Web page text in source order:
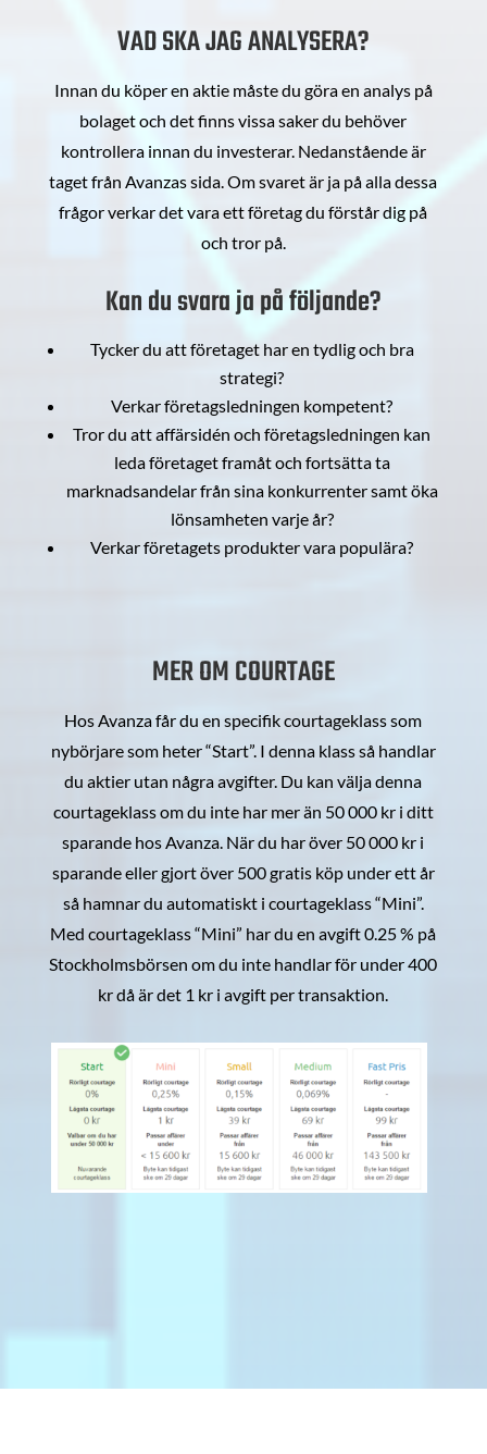
VAD SKA JAG ANALYSERA?
Innan du köper en aktie måste du göra en analys på
bolaget och det finns vissa saker du behöver
kontrollera innan du investerar. Nedanstående är
taget från Avanzas sida. Om svaret är ja på alla dessa
frågor verkar det vara ett företag du förstår dig på
och tror på.
Kan du svara ja på följande?
Tycker du att företaget har en tydlig och bra
strategi?
Verkar företagsledningen kompetent?
Tror du att affärsidén och företagsledningen kan
leda företaget framåt och fortsätta ta
marknadsandelar från sina konkurrenter samt öka
lönsamheten varje år?
Verkar företagets produkter vara populära?
MER OM COURTAGE
Hos Avanza får du en specifik courtageklass som
nybörjare som heter “Start”. I denna klass så handlar
du aktier utan några avgifter. Du kan välja denna
courtageklass om du inte har mer än 50 000 kr i ditt
sparande hos Avanza. När du har över 50 000 kr i
sparande eller gjort över 500 gratis köp under ett år
så hamnar du automatiskt i courtageklass “Mini”.
Med courtageklass “Mini” har du en avgift 0.25 % på
Stockholmsbörsen om du inte handlar för under 400
kr då är det 1 kr i avgift per transaktion.